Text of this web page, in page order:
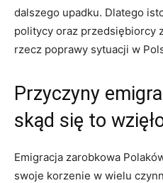
dalszego upadku. Dlatego
politycy oraz przedsiębiorcy
rzecz poprawy sytuacji w
Przyczyny
skąd się to
Emigracja zarobkowa
swoje korzenie w wielu